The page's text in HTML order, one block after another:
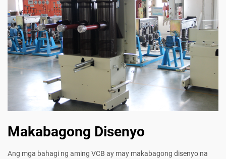
Makabagong Disenyo
Ang mga bahagi ng aming VCB ay may makabagong disenyo na